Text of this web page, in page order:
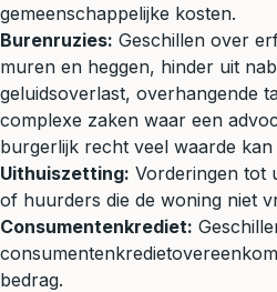
gemeenschappelijke kosten.
Burenruzies: Geschillen over
muren en heggen, hinder uit
geluidsoverlast, overhangende
complexe zaken waar een
burgerlijk recht veel waarde
Uithuiszetting: Vorderingen tot
of huurders die de woning niet
Consumentenkrediet:
bedrag.